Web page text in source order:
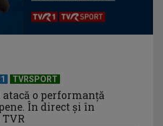
TVRSPORT
o performanţă
În direct şi în